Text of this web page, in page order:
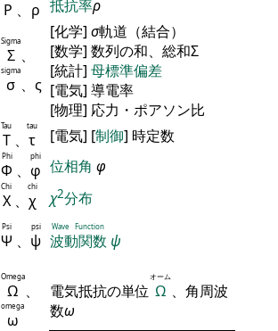
Ρ 、 ρ 抵抗率ρ
Σ
Sigma
、
σ
sigma
、ς
[化学] σ軌道（結合）
[数学] 数列の和、総和Σ
[統計] 母標準偏差
[電気] 導電率
[物理] 応力・ポアソン比
Τ
Tau
、 τ
tau
[電気] [制御] 時定数
Φ
Phi
、 φ
phi
位相角 φ
Χ
Chi
、 χ
chi
χ2分布
Ψ
Psi
、 ψ
psi
波動関数
Wave Function
ψ
Ω
Omega
、
ω
omega
電気抵抗の単位 Ω
オーム
、角周波
数ω